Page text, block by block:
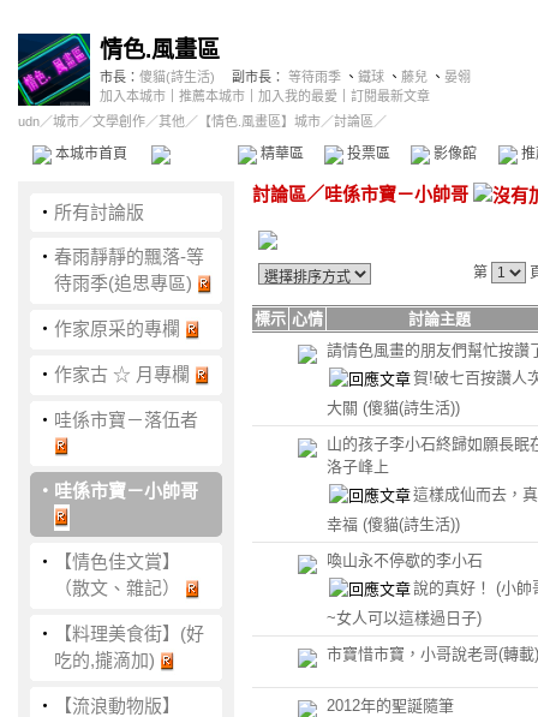
情色.風畫區
市長： 傻貓(詩生活) 副市長： 等待雨季 、 鐵球 、 藤兒 、 晏翎
加入本城市
推薦本城市 加入我的最愛
訂閱最新文章
udn／城市／文學創作／其他 ／ 【情色.風畫區】城市／討論區／
本城市首頁 精華區 投票區 影像館
‧ 所有討論版
‧ 春雨靜靜的飄落-等
待雨季(追思專區)
‧ 作家原采的專欄
‧ 作家古 ☆ 月專欄
‧ 哇係市寶－落伍者
‧ 哇係市寶－小帥哥
‧
【情色佳文賞】
（散文、雜記）
‧
【料理美食街】(好
吃的,攏滴加)
‧
【流浪動物版】
討論區／哇係市寶－小帥哥
第
標示 心情
討論主題
請情色風畫的朋友們幫忙按讚
賀!破七百按讚人
大關 (傻貓(詩生活))
山的孩子李小石終歸如願長眠
洛子峰上
這樣成仙而去，真
幸福 (傻貓(詩生活))
喚山永不停歇的李小石
說的真好！ (小帥
~女人可以這樣過日子)
市寶惜市寶，小哥說老哥(轉載)
2012年的聖誕隨筆